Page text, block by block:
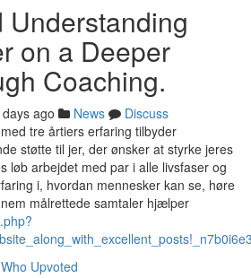
Understanding
on a Deeper
Coaching.
ago News
Discuss
tre årtiers erfaring tilbyder
støtte til jer, der ønsker at styrke jeres
løb arbejdet med par i alle livsfaser og
i, hvordan mennesker kan se, høre
målrettede samtaler hjælper
Who Upvoted